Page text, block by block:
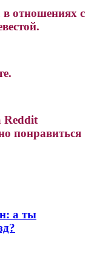
в отношениях с
Reddit
понравиться
а ты